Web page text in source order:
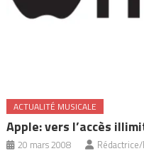
ACTUALITÉ MUSICALE
Apple: vers l’accès
20 mars 2008